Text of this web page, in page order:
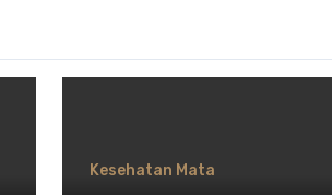
Kesehatan Mata